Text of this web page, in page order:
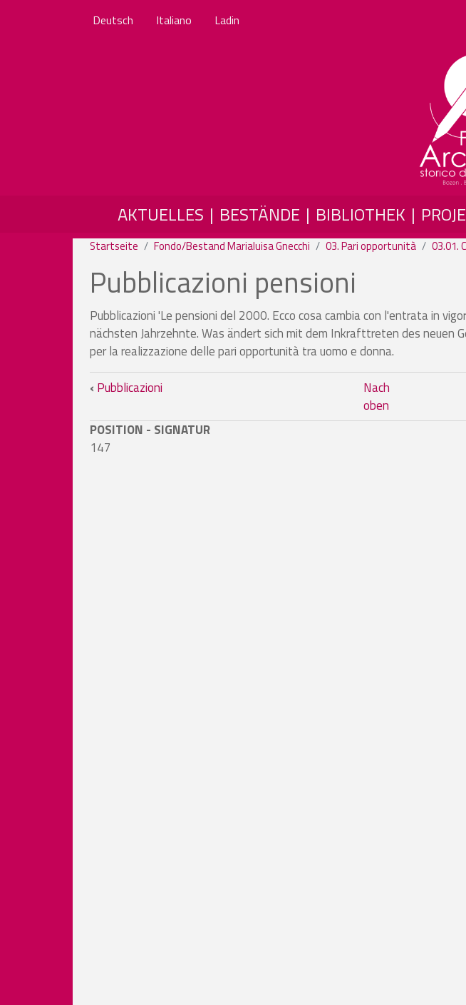
Deutsch Italiano Ladin
MAIN NAVIGATION
AKTUELLES BESTÄNDE BIBLIOTHEK
Startseite Fondo/Bestand Marialuisa Gnecchi 03. Pari opportunità 03.01.
Pubblicazioni pensioni
Pubblicazioni 'Le pensioni del 2000. Ecco cosa cambia con l'entrata in
nächsten Jahrzehnte. Was ändert sich mit dem Inkrafttreten des neuen
per la realizzazione delle pari opportunità tra uomo e donna.
Links für das Blättern im Buch
‹ Pubblicazioni
Nach
oben
POSITION - SIGNATUR
147